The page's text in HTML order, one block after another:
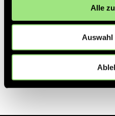
Alle
Auswahl